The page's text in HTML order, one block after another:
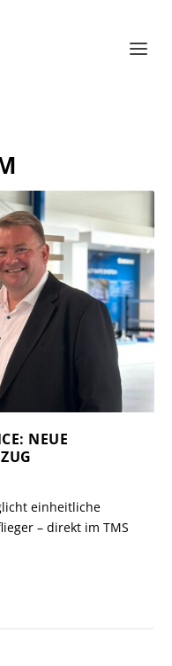
NEUE
einheitliche
– direkt im TMS